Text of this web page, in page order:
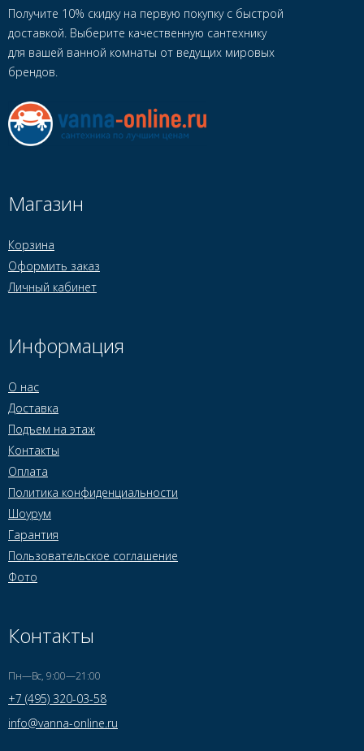
Получите 10% скидку на первую покупку с быстрой
доставкой. Выберите качественную сантехнику
для вашей ванной комнаты от ведущих мировых
брендов.
Магазин
Корзина
Оформить заказ
Личный кабинет
Информация
О нас
Доставка
Подъем на этаж
Контакты
Оплата
Политика конфиденциальности
Шоурум
Гарантия
Пользовательское соглашение
Фото
Контакты
Пн—Вс, 9:00—21:00
+7 (495) 320-03-58
info@vanna-online.ru